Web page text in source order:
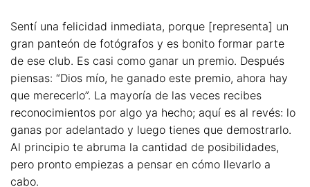
Sentí una felicidad inmediata, porque [representa] un
gran panteón de fotógrafos y es bonito formar parte
de ese club. Es casi como ganar un premio. Después
piensas: “Dios mío, he ganado este premio, ahora hay
que merecerlo”. La mayoría de las veces recibes
reconocimientos por algo ya hecho; aquí es al revés: lo
ganas por adelantado y luego tienes que demostrarlo.
Al principio te abruma la cantidad de posibilidades,
pero pronto empiezas a pensar en cómo llevarlo a
cabo.